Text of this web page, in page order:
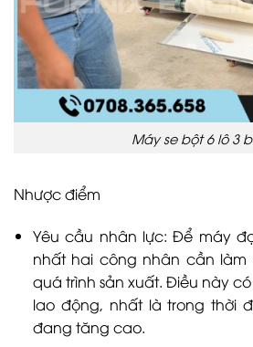
Máy se bột 6 lô 3
Nhược điểm
Yêu cầu nhân lực: Để máy
nhất hai công nhân cần làm
quá trình sản xuất. Điều này
lao động, nhất là trong thời
đang tăng cao.